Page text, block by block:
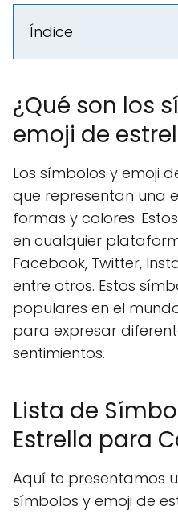
Índice
¿Qué son los
emoji de
Los símbolos y emoji
que representan una
formas y colores.
en cualquier
Facebook, Twitter,
entre otros. Estos
populares en el
para expresar
sentimientos.
Lista de
Estrella para
Aquí te presentamos
símbolos y emoji de